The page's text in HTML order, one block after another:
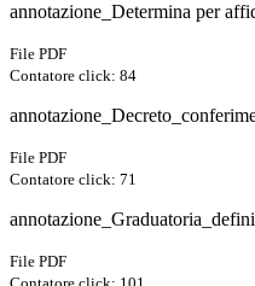
annotazione_Determina per
File PDF
Contatore click: 84
File PDF
Contatore click: 71
File PDF